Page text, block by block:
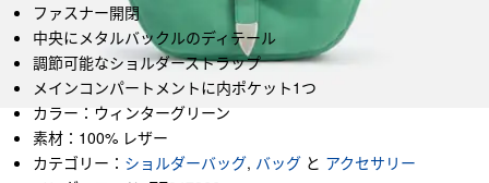
ファスナー開閉
中央にメタルバックルのディテール
調節可能なショルダーストラップ
メインコンパートメントに内ポケット1つ
カラー：ウィンターグリーン
素材：100% レザー
カテゴリー： ショルダーバッグ, バッグ と アクセサリー